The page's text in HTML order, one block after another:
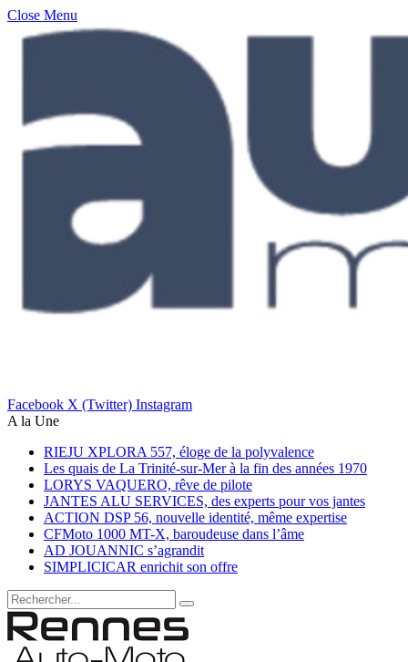
Close Menu
Facebook X (Twitter) Instagram
A la Une
RIEJU XPLORA 557, éloge de la polyvalence
Les quais de La Trinité-sur-Mer à la fin des années 1970
LORYS VAQUERO, rêve de pilote
JANTES ALU SERVICES, des experts pour vos jantes
ACTION DSP 56, nouvelle identité, même expertise
CFMoto 1000 MT-X, baroudeuse dans l’âme
AD JOUANNIC s’agrandit
SIMPLICICAR enrichit son offre